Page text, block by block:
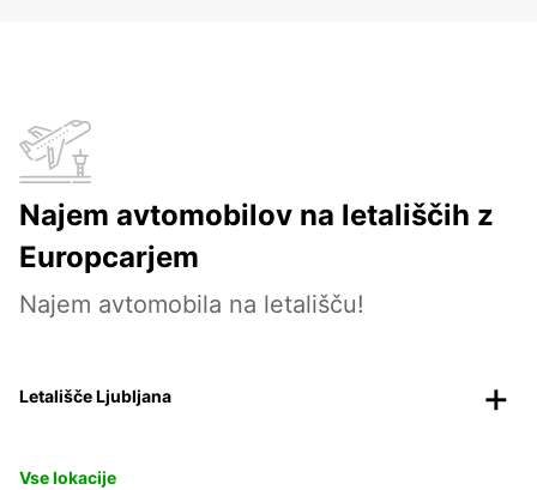
Najem avtomobilov na letališčih z
Europcarjem
Najem avtomobila na letališču!
Letališče Ljubljana
Vse lokacije